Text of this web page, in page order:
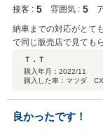
接客 : 5 雰囲気 : 5
納車までの対応がとて
で同じ販売店で見ても
Ｔ．Ｔ
購入年月： 2022/11
購入した車：マツダ
良かったです！